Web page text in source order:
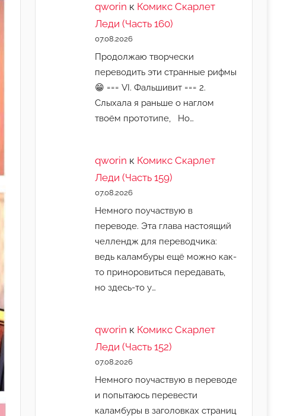
qworin к Комикс Скарлет
Леди (Часть 160)
07.08.2026
Продолжаю творчески
переводить эти странные рифмы
😁 === VI. Фальшивит === 2.
Слыхала я раньше о наглом
твоём прототипе, Но…
qworin к Комикс Скарлет
Леди (Часть 159)
07.08.2026
Немного поучаствую в
переводе. Эта глава настоящий
челлендж для переводчика:
ведь каламбуры ещё можно как-
то приноровиться передавать,
но здесь-то у…
qworin к Комикс Скарлет
Леди (Часть 152)
07.08.2026
Немного поучаствую в переводе
и попытаюсь перевести
каламбуры в заголовках страниц